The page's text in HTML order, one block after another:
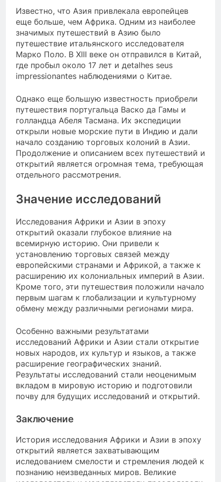
Известно, что Азия привлекала европейцев
еще больше, чем Африка. Одним из наиболее
значимых путешествий в Азию было
путешествие итальянского исследователя
Марко Поло. В XIII веке он отправился в Китай,
где пробыл около 17 лет и дetalhes seus
impressionantes наблюдениями о Китае.
Однако еще большую известность приобрели
путешествия португальца Васко да Гамы и
голландца Абеля Тасмана. Их экспедиции
открыли новые морские пути в Индию и дали
начало созданию торговых колоний в Азии.
Продолжение и описанием всех путешествий и
открытий является огромная тема, требующая
отдельного рассмотрения.
Значение исследований
Исследования Африки и Азии в эпоху
открытий оказали глубокое влияние на
всемирную историю. Они привели к
установлению торговых связей между
европейскими странами и Африкой, а также к
расширению их колониальных империй в Азии.
Кроме того, эти путешествия положили начало
первым шагам к глобализации и культурному
обмену между различными регионами мира.
Особенно важными результатами
исследований Африки и Азии стали открытие
новых народов, их культур и языков, а также
расширение географических знаний.
Результаты исследований стали неоценимым
вкладом в мировую историю и подготовили
почву для будущих исследований и открытий.
Заключение
История исследования Африки и Азии в эпоху
открытий является захватывающим
иследованием смелости и стремления людей к
познанию неизведанных миров. Великие